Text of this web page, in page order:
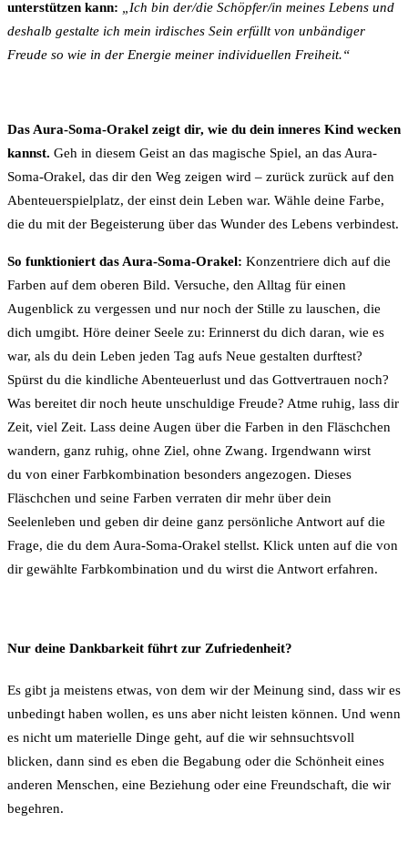
unterstützen kann:
„Ich bin der/die Schöpfer/in meines Lebens und
deshalb gestalte ich mein irdisches Sein erfüllt von unbändiger
Freude so wie in der Energie meiner individuellen Freiheit.“
Das Aura-Soma-Orakel zeigt dir, wie du dein inneres Kind wecken
kannst. Geh in diesem Geist an das magische Spiel, an das Aura-
Soma-Orakel, das dir den Weg zeigen wird – zurück zurück auf den
Abenteuerspielplatz, der einst dein Leben war. Wähle deine Farbe,
die du mit der Begeis­terung über das Wunder des Lebens verbindest.
So funktioniert das Aura-Soma-Orakel: Konzentriere dich auf die
Farben auf dem oberen Bild. Versuche, den Alltag für einen
Augenblick zu vergessen und nur noch der Stille zu lauschen, die
dich umgibt. Höre deiner Seele zu: Erinnerst du dich daran, wie es
war, als du dein Leben jeden Tag aufs Neue gestalten durftest?
Spürst du die kindliche Abenteuerlust und das Gottvertrauen noch?
Was bereitet dir noch heute unschuldige Freude? Atme ruhig, lass dir
Zeit, viel Zeit. Lass deine Augen über die Farben in den Fläschchen
wandern, ganz ruhig, ohne Ziel, ohne Zwang. Irgendwann wirst
du von einer Farbkombination besonders angezogen. Dieses
Fläschchen und seine Farben verraten dir mehr über dein
Seelenleben und geben dir deine ganz persönliche Antwort auf die
Frage, die du dem Aura-Soma-Orakel stellst. Klick unten auf die von
dir gewählte Farbkombination und du wirst die Antwort erfahren.
Nur deine Dankbarkeit führt zur Zufriedenheit?
Es gibt ja meistens etwas, von dem wir der Meinung sind, dass wir es
unbedingt haben wollen, es uns aber nicht leisten können. Und wenn
es nicht um materielle Dinge geht, auf die wir sehnsuchtsvoll
blicken, dann sind es eben die Begabung oder die Schönheit eines
anderen Menschen, eine Beziehung oder eine Freundschaft, die wir
begehren.